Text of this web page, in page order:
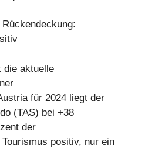
die aktuelle
für 2024 liegt der
(TAS) bei +38
der
positiv, nur ein